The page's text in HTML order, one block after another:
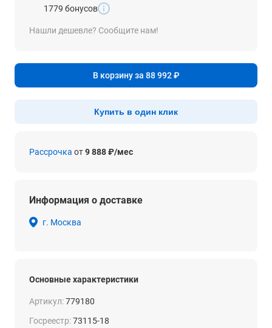
1779 бонусов
Нашли дешевле? Сообщите нам!
В корзину за 88 992 ₽
Купить в один клик
Рассрочка от9 888 ₽/мес
Информация о доставке
г. Москва
Основные характеристики
Артикул:779180
Госреестр:73115-18